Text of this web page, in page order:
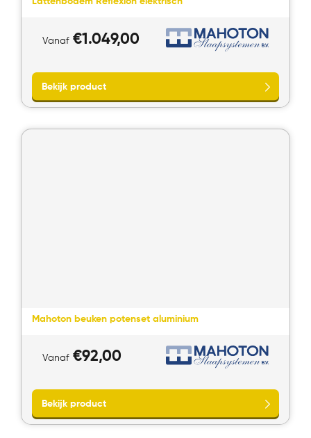
Vanaf €1.049,00
Mahoton beuken potenset aluminium
Vanaf €92,00